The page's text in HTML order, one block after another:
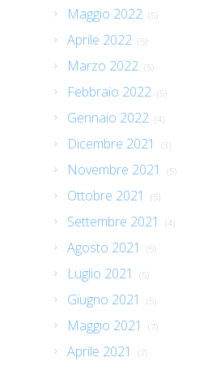
Maggio 2022 (5)
Aprile 2022 (5)
Marzo 2022 (5)
Febbraio 2022 (5)
Gennaio 2022 (4)
Dicembre 2021 (3)
Novembre 2021 (5)
Ottobre 2021 (5)
Settembre 2021 (4)
Agosto 2021 (5)
Luglio 2021 (5)
Giugno 2021 (5)
Maggio 2021 (7)
Aprile 2021 (7)